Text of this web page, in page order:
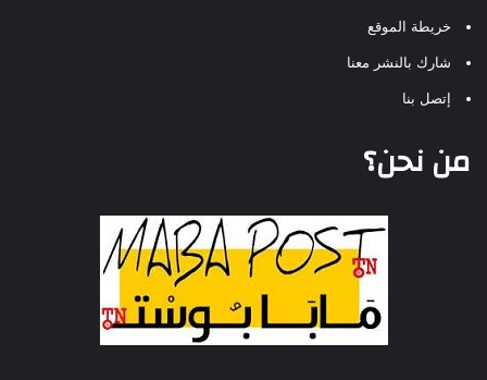
خريطة الموقع
شارك بالنشر معنا
إتصل بنا
من نحن؟